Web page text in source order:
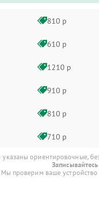
810 р
610 р
1210 р
910 р
810 р
710 р
ориентировочные,
Мы проверим ваше